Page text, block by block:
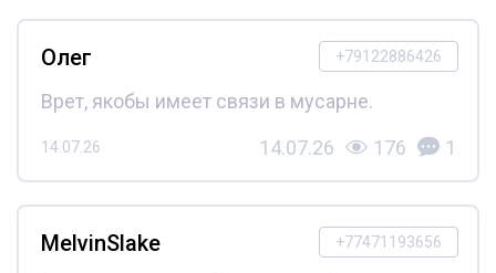
+79122886426
Олег
Врет, якобы имеет связи в мусарне.
14.07.26 14.07.26 176 1
+77471193656
MelvinSlake